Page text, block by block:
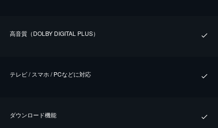
⾼⾳質（DOLBY DIGITAL PLUS）
テレビ / スマホ / PCなどに対応
ダウンロード機能